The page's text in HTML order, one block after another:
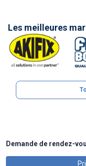
Les meilleures
Demande de rendez-